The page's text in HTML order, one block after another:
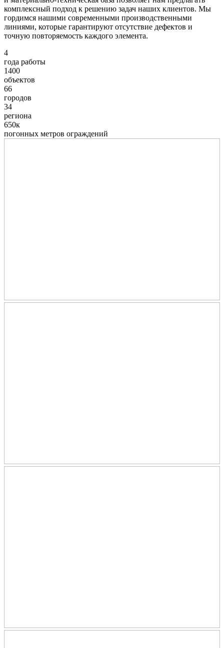
комплексный подход к решению задач наших клиентов. Мы
гордимся нашими современными производственными
линиями, которые гарантируют отсутствие дефектов и
точную повторяемость каждого элемента.
4
года работы
1400
объектов
66
городов
34
региона
650к
погонных метров ограждений